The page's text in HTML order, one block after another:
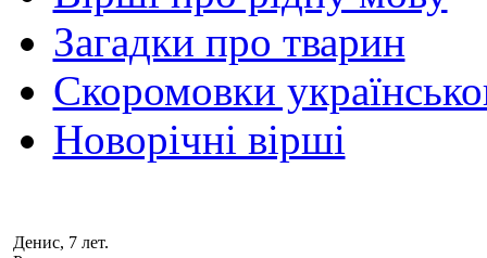
Загадки про тварин
Скоромовки
Новорічні вірші
Денис, 7 лет.